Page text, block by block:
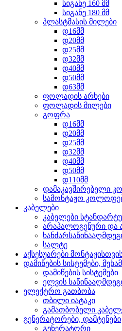
სიგანე 160 მმ
სიგანე 180 მმ
პლასტმასის მილები
დ16მმ
დ20მმ
დ25მმ
დ32მმ
დ40მმ
დ50მმ
დ63მმ
ფოლადის არხები
ფოლადის მილები
გოფრა
დ16მმ
დ20მმ
დ25მმ
დ32მმ
დ40მმ
დ50მმ
დ110მმ
დამაკავშირებელი
სამონტაჟო
კაბელები
კაბელები
არაჰალოგენური და
სალტე
აქსესუარები
დამიწების სისტემები,
დამიწების სისტემები
ელვის
ელექტრო გათბობა
თბილი იატაკი
გამათბობელი
გენერატორები, დამტენები
გენერატორი